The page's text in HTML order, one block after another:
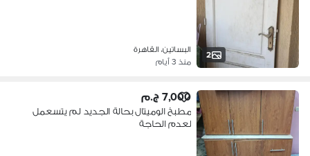
2
البساتين، القاهرة
منذ 3 أيام
7,000 ج.م
مطبخ الوميتال بحالة الجديد لم يتسعمل
لعدم الحاجة